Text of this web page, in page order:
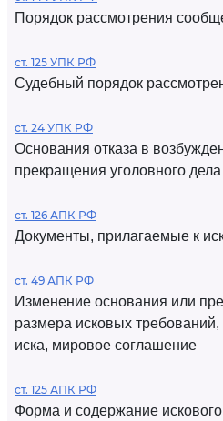
Порядок рассмотрения
ст. 125 УПК РФ
Судебный порядок
ст. 24 УПК РФ
Основания отказа в
прекращения уголовного дела
ст. 126 АПК РФ
Документы, прилагаемые к
ст. 49 АПК РФ
Изменение основания или
размера исковых требований,
иска, мировое соглашение
ст. 125 АПК РФ
Форма и содержание